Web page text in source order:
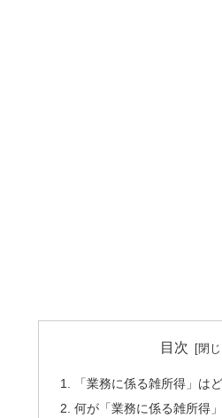
目次
「業務に係る雑所得」は
何が「業務に係る雑所得